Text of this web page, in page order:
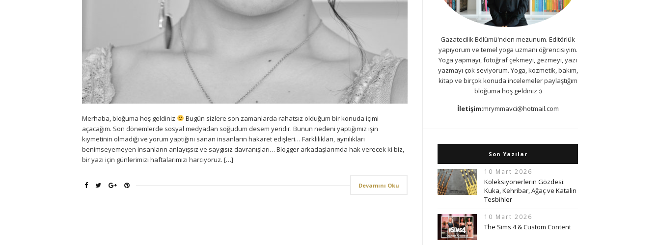
Merhaba, bloğuma hoş geldiniz
Bugün sizlere son zamanlarda rahatsız olduğum bir konuda içimi
açacağım. Son dönemlerde sosyal medyadan soğudum desem yeridir. Bunun nedeni yaptığımız işin
kıymetinin olmadığı ve yorum yaptığını sanan insanların hakaret edişleri… Farklılıkları, aynılıkları
benimseyemeyen insanların anlayışsız ve saygısız davranışları… Blogger arkadaşlarımda hak verecek ki biz,
bir yazı için günlerimizi haftalarımızı harcıyoruz. […]
Devamını Oku
Gazatecilik Bölümü'nden mezunum. Editörlük
yapıyorum ve temel yoga uzmanı öğrencisiyim.
Yoga yapmayı, fotoğraf çekmeyi, gezmeyi, yazı
yazmayı çok seviyorum. Yoga, kozmetik, bakım,
kitap ve birçok konuda incelemeler paylaştığım
bloğuma hoş geldiniz :)
İletişim:mrymmavci@hotmail.com
Son Yazılar
10 Mart 2026
Koleksiyonerlerin Gözdesi:
Kuka, Kehribar, Ağaç ve Katalin
Tesbihler
10 Mart 2026
The Sims 4 & Custom Content